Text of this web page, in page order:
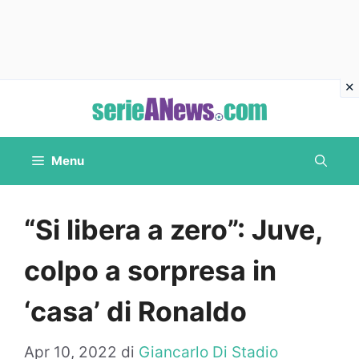
contenuto
Menu
“Si libera a zero”: Juve,
colpo a sorpresa in
‘casa’ di Ronaldo
Apr 10, 2022 di Giancarlo Di Stadio